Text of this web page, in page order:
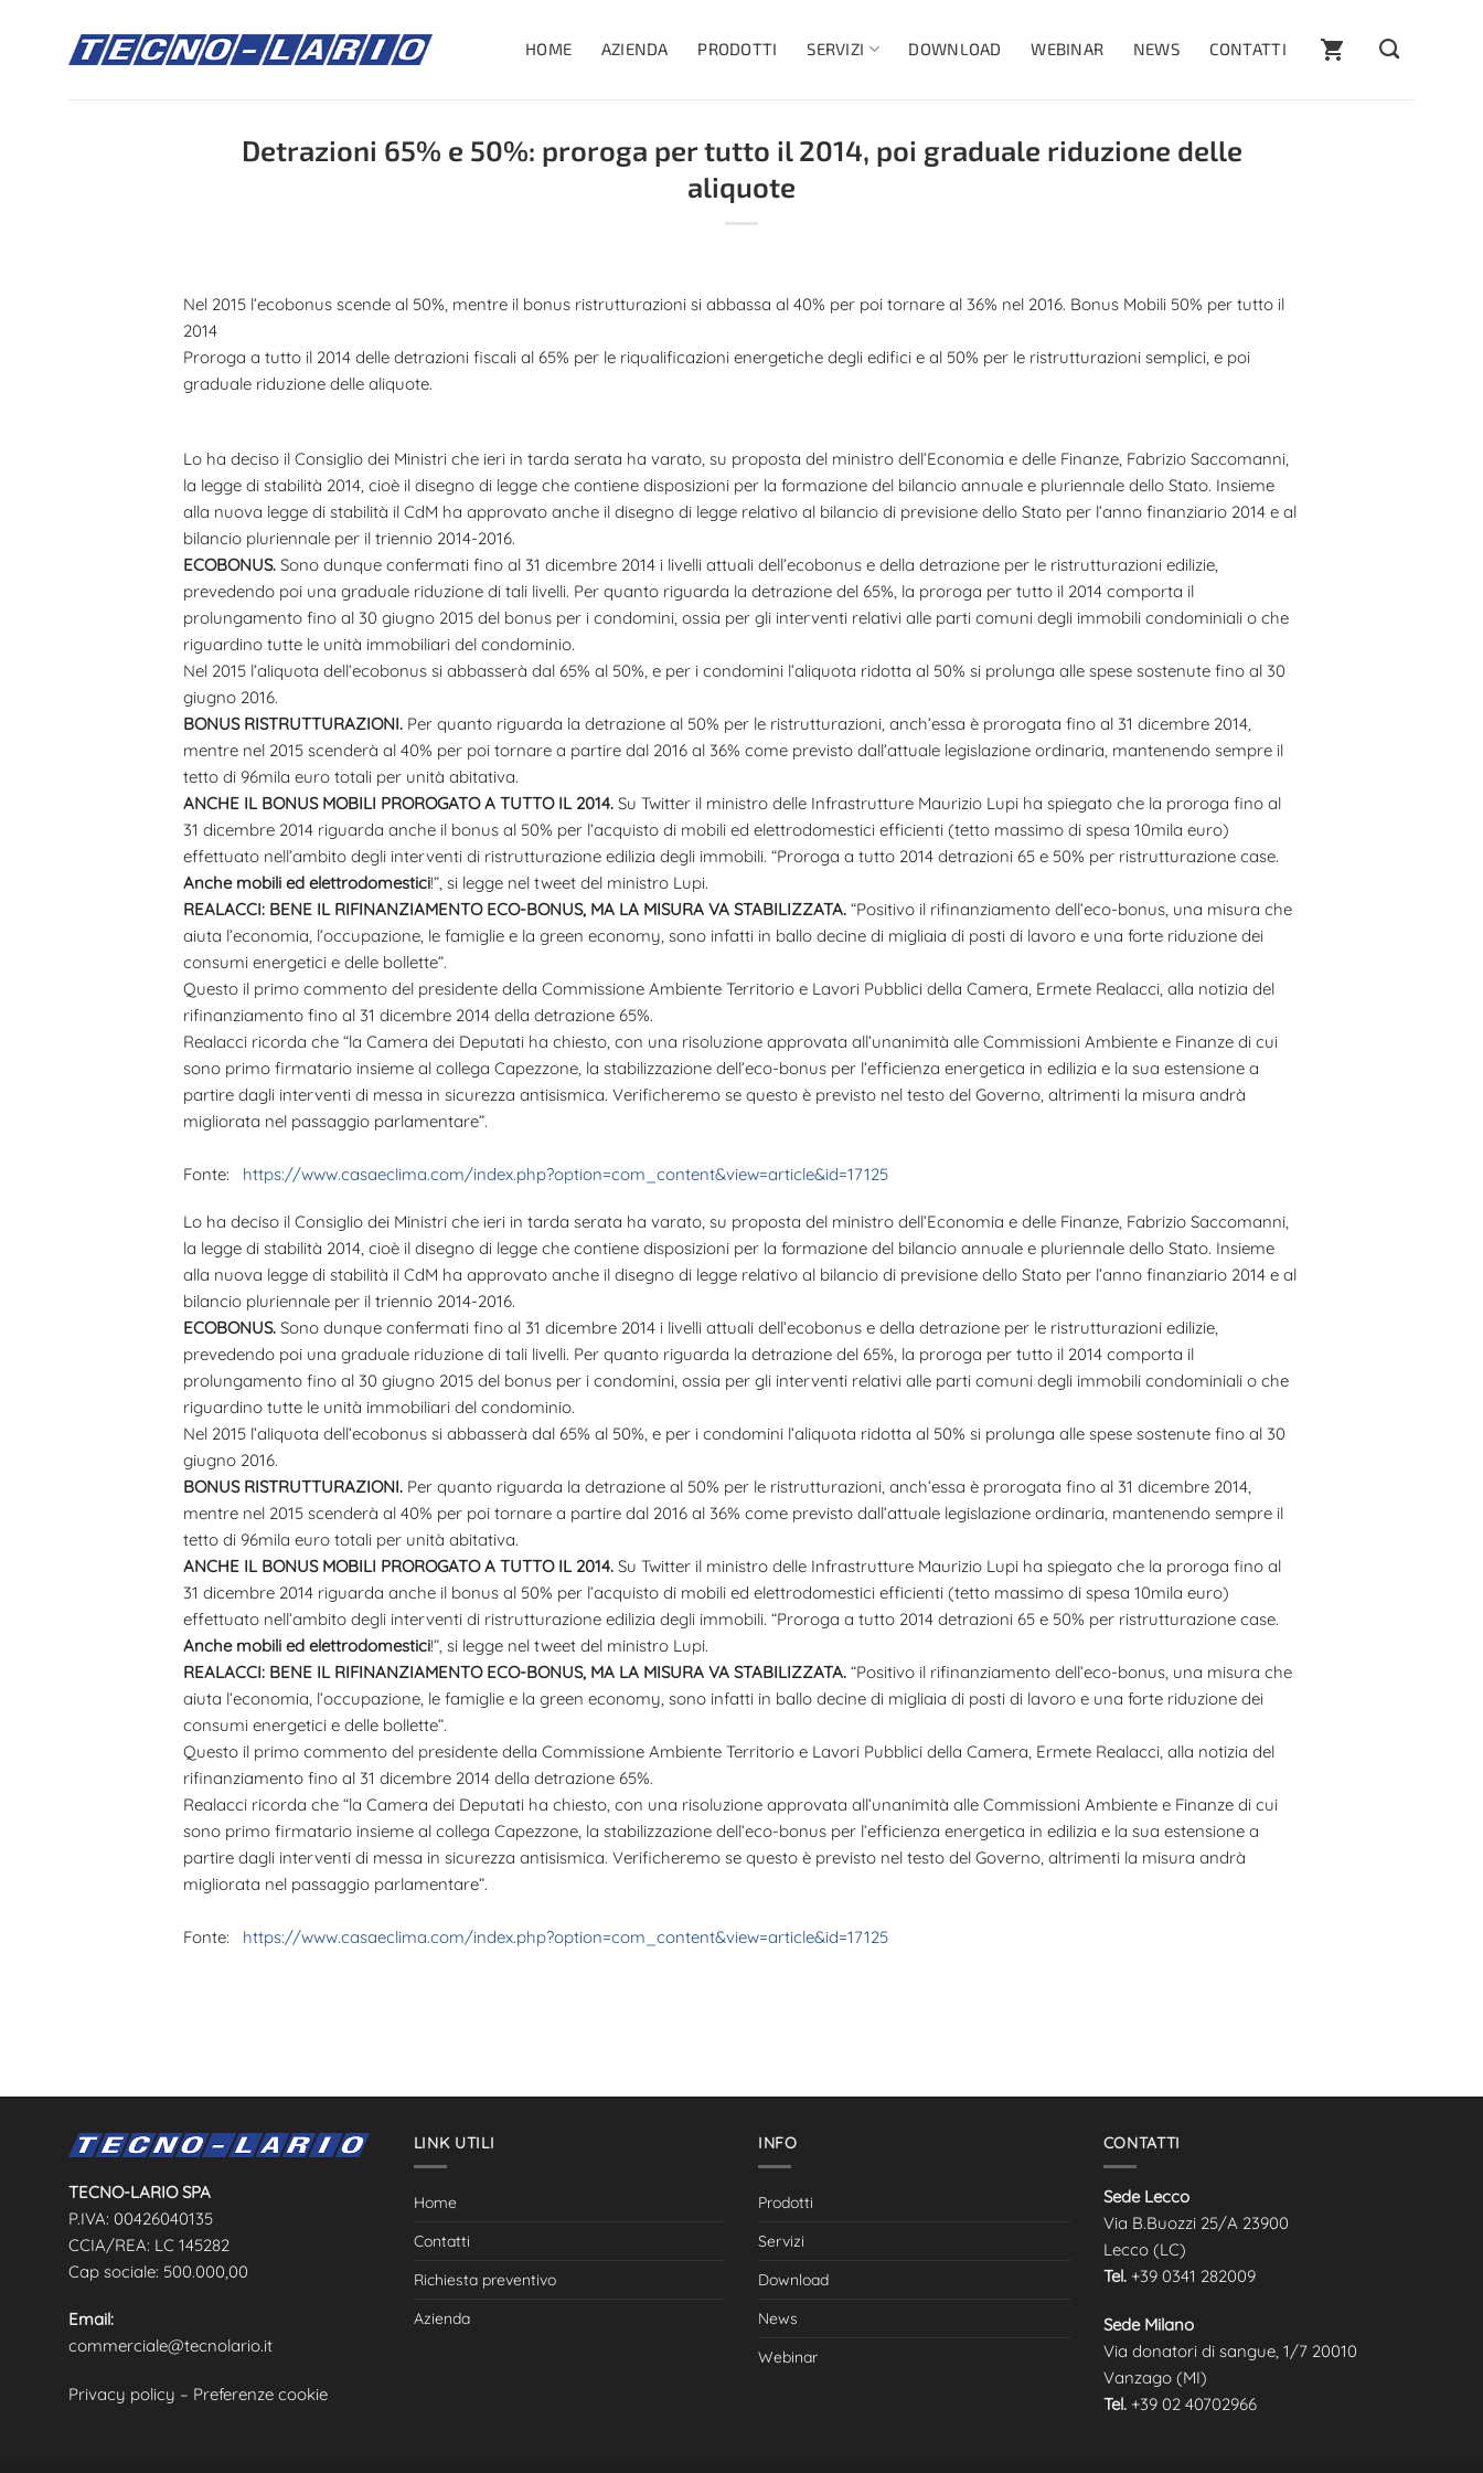
contenuti
HOME AZIENDA PRODOTTI SERVIZI DOWNLOAD WEBINAR NEWS CONTATTI
Detrazioni 65% e 50%: proroga per tutto il 2014, poi graduale riduzione delle
aliquote
Nel 2015 l’ecobonus scende al 50%, mentre il bonus ristrutturazioni si abbassa al 40% per poi tornare al 36% nel 2016. Bonus Mobili 50% per tutto il
2014
Proroga a tutto il 2014 delle detrazioni fiscali al 65% per le riqualificazioni energetiche degli edifici e al 50% per le ristrutturazioni semplici, e poi
graduale riduzione delle aliquote.
Lo ha deciso il Consiglio dei Ministri che ieri in tarda serata ha varato, su proposta del ministro dell’Economia e delle Finanze, Fabrizio Saccomanni,
la legge di stabilità 2014, cioè il disegno di legge che contiene disposizioni per la formazione del bilancio annuale e pluriennale dello Stato. Insieme
alla nuova legge di stabilità il CdM ha approvato anche il disegno di legge relativo al bilancio di previsione dello Stato per l’anno finanziario 2014 e al
bilancio pluriennale per il triennio 2014-2016.
ECOBONUS.Sono dunque confermati fino al 31 dicembre 2014 i livelli attuali dell’ecobonus e della detrazione per le ristrutturazioni edilizie,
prevedendo poi una graduale riduzione di tali livelli. Per quanto riguarda la detrazione del 65%, la proroga per tutto il 2014 comporta il
prolungamento fino al 30 giugno 2015 del bonus per i condomini, ossia per gli interventi relativi alle parti comuni degli immobili condominiali o che
riguardino tutte le unità immobiliari del condominio.
Nel 2015 l’aliquota dell’ecobonus si abbasserà dal 65% al 50%, e per i condomini l’aliquota ridotta al 50% si prolunga alle spese sostenute fino al 30
giugno 2016.
BONUS RISTRUTTURAZIONI. Per quanto riguarda la detrazione al 50% per le ristrutturazioni, anch’essa è prorogata fino al 31 dicembre 2014,
mentre nel 2015 scenderà al 40% per poi tornare a partire dal 2016 al 36% come previsto dall’attuale legislazione ordinaria, mantenendo sempre il
tetto di 96mila euro totali per unità abitativa.
ANCHE IL BONUS MOBILI PROROGATO A TUTTO IL 2014.Su Twitter il ministro delle Infrastrutture Maurizio Lupi ha spiegato che la proroga fino al
31 dicembre 2014 riguarda anche il bonus al 50% per l’acquisto di mobili ed elettrodomestici efficienti (tetto massimo di spesa 10mila euro)
effettuato nell’ambito degli interventi di ristrutturazione edilizia degli immobili. “Proroga a tutto 2014 detrazioni 65 e 50% per ristrutturazione case.
Anche mobili ed elettrodomestici!”, si legge nel tweet del ministro Lupi.
REALACCI: BENE IL RIFINANZIAMENTO ECO-BONUS, MA LA MISURA VA STABILIZZATA.“Positivo il rifinanziamento dell’eco-bonus, una misura che
aiuta l’economia, l’occupazione, le famiglie e la green economy, sono infatti in ballo decine di migliaia di posti di lavoro e una forte riduzione dei
consumi energetici e delle bollette”.
Questo il primo commento del presidente della Commissione Ambiente Territorio e Lavori Pubblici della Camera, Ermete Realacci, alla notizia del
rifinanziamento fino al 31 dicembre 2014 della detrazione 65%.
Realacci ricorda che “la Camera dei Deputati ha chiesto, con una risoluzione approvata all’unanimità alle Commissioni Ambiente e Finanze di cui
sono primo firmatario insieme al collega Capezzone, la stabilizzazione dell’eco-bonus per l’efficienza energetica in edilizia e la sua estensione a
partire dagli interventi di messa in sicurezza antisismica. Verificheremo se questo è previsto nel testo del Governo, altrimenti la misura andrà
migliorata nel passaggio parlamentare”.
Fonte: https://www.casaeclima.com/index.php?option=com_content&view=article&id=17125
Lo ha deciso il Consiglio dei Ministri che ieri in tarda serata ha varato, su proposta del ministro dell’Economia e delle Finanze, Fabrizio Saccomanni,
la legge di stabilità 2014, cioè il disegno di legge che contiene disposizioni per la formazione del bilancio annuale e pluriennale dello Stato. Insieme
alla nuova legge di stabilità il CdM ha approvato anche il disegno di legge relativo al bilancio di previsione dello Stato per l’anno finanziario 2014 e al
bilancio pluriennale per il triennio 2014-2016.
ECOBONUS.Sono dunque confermati fino al 31 dicembre 2014 i livelli attuali dell’ecobonus e della detrazione per le ristrutturazioni edilizie,
prevedendo poi una graduale riduzione di tali livelli. Per quanto riguarda la detrazione del 65%, la proroga per tutto il 2014 comporta il
prolungamento fino al 30 giugno 2015 del bonus per i condomini, ossia per gli interventi relativi alle parti comuni degli immobili condominiali o che
riguardino tutte le unità immobiliari del condominio.
Nel 2015 l’aliquota dell’ecobonus si abbasserà dal 65% al 50%, e per i condomini l’aliquota ridotta al 50% si prolunga alle spese sostenute fino al 30
giugno 2016.
BONUS RISTRUTTURAZIONI. Per quanto riguarda la detrazione al 50% per le ristrutturazioni, anch’essa è prorogata fino al 31 dicembre 2014,
mentre nel 2015 scenderà al 40% per poi tornare a partire dal 2016 al 36% come previsto dall’attuale legislazione ordinaria, mantenendo sempre il
tetto di 96mila euro totali per unità abitativa.
ANCHE IL BONUS MOBILI PROROGATO A TUTTO IL 2014.Su Twitter il ministro delle Infrastrutture Maurizio Lupi ha spiegato che la proroga fino al
31 dicembre 2014 riguarda anche il bonus al 50% per l’acquisto di mobili ed elettrodomestici efficienti (tetto massimo di spesa 10mila euro)
effettuato nell’ambito degli interventi di ristrutturazione edilizia degli immobili. “Proroga a tutto 2014 detrazioni 65 e 50% per ristrutturazione case.
Anche mobili ed elettrodomestici!”, si legge nel tweet del ministro Lupi.
REALACCI: BENE IL RIFINANZIAMENTO ECO-BONUS, MA LA MISURA VA STABILIZZATA.“Positivo il rifinanziamento dell’eco-bonus, una misura che
aiuta l’economia, l’occupazione, le famiglie e la green economy, sono infatti in ballo decine di migliaia di posti di lavoro e una forte riduzione dei
consumi energetici e delle bollette”.
Questo il primo commento del presidente della Commissione Ambiente Territorio e Lavori Pubblici della Camera, Ermete Realacci, alla notizia del
rifinanziamento fino al 31 dicembre 2014 della detrazione 65%.
Realacci ricorda che “la Camera dei Deputati ha chiesto, con una risoluzione approvata all’unanimità alle Commissioni Ambiente e Finanze di cui
sono primo firmatario insieme al collega Capezzone, la stabilizzazione dell’eco-bonus per l’efficienza energetica in edilizia e la sua estensione a
partire dagli interventi di messa in sicurezza antisismica. Verificheremo se questo è previsto nel testo del Governo, altrimenti la misura andrà
migliorata nel passaggio parlamentare”.
Fonte: https://www.casaeclima.com/index.php?option=com_content&view=article&id=17125
TECNO-LARIO SPA
P.IVA: 00426040135
CCIA/REA: LC 145282
Cap sociale: 500.000,00
Email:
commerciale@tecnolario.it
Privacy policy – Preferenze cookie
LINK UTILI
Home
Contatti
Richiesta preventivo
Azienda
INFO
Prodotti
Servizi
Download
News
Webinar
CONTATTI
Sede Lecco
Via B.Buozzi 25/A 23900
Lecco (LC)
Tel. +39 0341 282009
Sede Milano
Via donatori di sangue, 1/7 20010
Vanzago (MI)
Tel. +39 02 40702966